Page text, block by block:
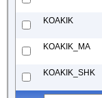
KOAKIK
KOAKIK_MA
KOAKIK_SHK